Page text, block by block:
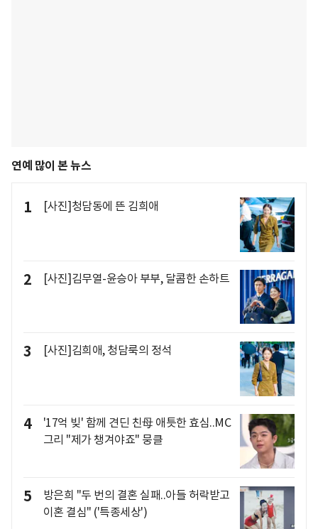
연예 많이 본 뉴스
1 [사진]청담동에 뜬 김희애
2 [사진]김무열-윤승아 부부, 달콤한 손하트
3 [사진]김희애, 청담룩의 정석
4
'17억 빚' 함께 견딘 친母 애틋한 효심..MC
그리 "제가 챙겨야죠" 뭉클
5
방은희 "두 번의 결혼 실패..아들 허락받고
이혼 결심" ('특종세상')